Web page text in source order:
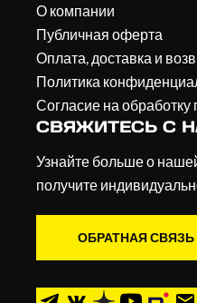
О компании
Публичная оферта
Оплата, доставка и
Политика
Согласие на
СВЯЖИТЕСЬ С
Узнайте больше о
получите
ОБРАТНАЯ СВЯЗЬ